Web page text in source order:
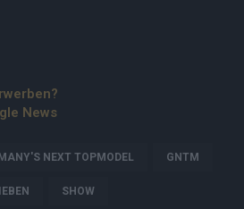
News
NEXT TOPMODEL GNTM
SHOW